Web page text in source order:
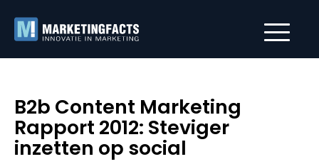
B2b Content Marketing
Rapport 2012: Steviger
inzetten op social